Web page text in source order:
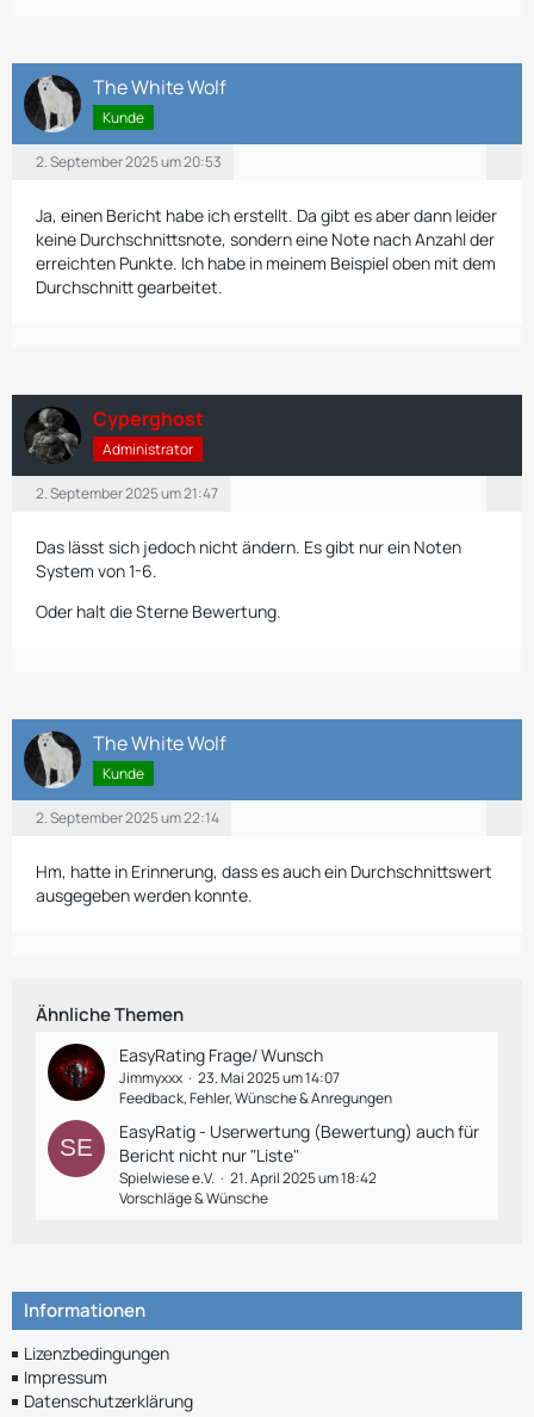
The White Wolf
Kunde
2. September 2025 um 20:53
Ja, einen Bericht habe ich erstellt. Da gibt es aber dann leider
keine Durchschnittsnote, sondern eine Note nach Anzahl der
erreichten Punkte. Ich habe in meinem Beispiel oben mit dem
Durchschnitt gearbeitet.
Cyperghost
Administrator
2. September 2025 um 21:47
Das lässt sich jedoch nicht ändern. Es gibt nur ein Noten
System von 1-6.
Oder halt die Sterne Bewertung.
The White Wolf
Kunde
2. September 2025 um 22:14
Hm, hatte in Erinnerung, dass es auch ein Durchschnittswert
ausgegeben werden konnte.
Ähnliche Themen
EasyRating Frage/ Wunsch
Jimmyxxx
23. Mai 2025 um 14:07
Feedback, Fehler, Wünsche & Anregungen
EasyRatig - Userwertung (Bewertung) auch für
Bericht nicht nur "Liste"
Spielwiese e.V.
21. April 2025 um 18:42
Vorschläge & Wünsche
Informationen
Lizenzbedingungen
Impressum
Datenschutzerklärung